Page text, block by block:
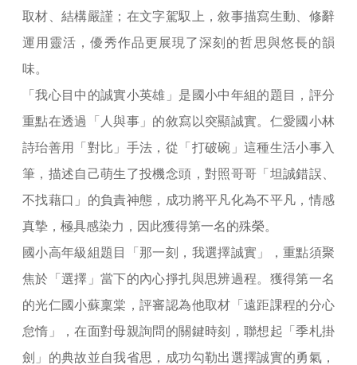
取材、結構嚴謹；在文字駕馭上，敘事描寫生動、修辭
運用靈活，優秀作品更展現了深刻的哲思與悠長的韻
味。
「我心目中的誠實小英雄」是國小中年組的題目，評分
重點在透過「人與事」的敘寫以突顯誠實。仁愛國小林
詩珆善用「對比」手法，從「打破碗」這種生活小事入
筆，描述自己萌生了投機念頭，對照哥哥「坦誠錯誤、
不找藉口」的負責神態，成功將平凡化為不平凡，情感
真摯，極具感染力，因此獲得第一名的殊榮。
國小高年級組題目「那一刻，我選擇誠實」，重點須聚
焦於「選擇」當下的內心掙扎與思辨過程。獲得第一名
的光仁國小蘇稟棠，評審認為他取材「遠距課程的分心
怠惰」，在面對母親詢問的關鍵時刻，聯想起「季札掛
劍」的典故並自我省思，成功勾勒出選擇誠實的勇氣，